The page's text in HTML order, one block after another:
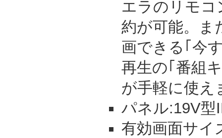
エラのリモコ
約が可能。ま
画できる｢今
再生の｢番組
が手軽に使え
パネル:19V
有効画面サイ